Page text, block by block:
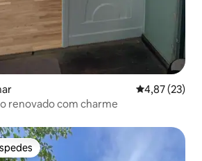
4,87 de uma
4,87 (23)
renovado com charme
dos hóspedes